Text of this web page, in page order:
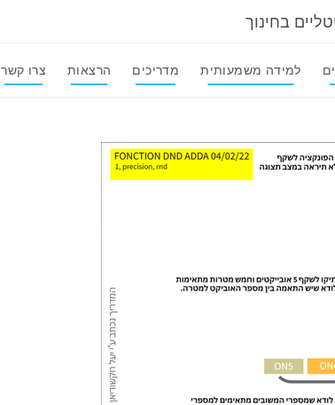
בחינוך
למידה משמעותית מדריכים הרצאות צרו קשר